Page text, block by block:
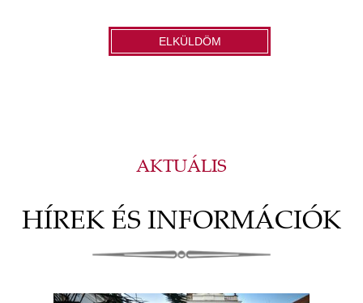
ELKÜLDÖM
AKTUÁLIS
HÍREK ÉS INFORMÁCIÓK